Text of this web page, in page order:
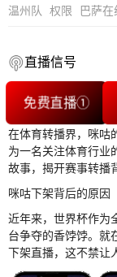
温州队 权限 巴萨在
直播信号
免费直播①
在体育转播界，咪咕
为一名关注体育行业
故事，揭开赛事转播
咪咕下架背后的原因
近年来，世界杯作为
台争夺的香饽饽。就
下架直播，这不禁让